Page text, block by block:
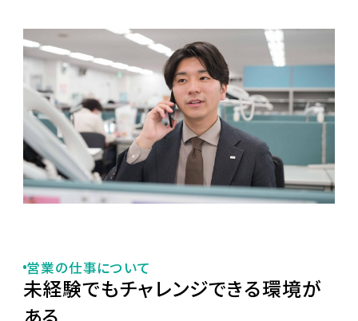
営業の仕事について
未経験でもチャレンジできる環境が